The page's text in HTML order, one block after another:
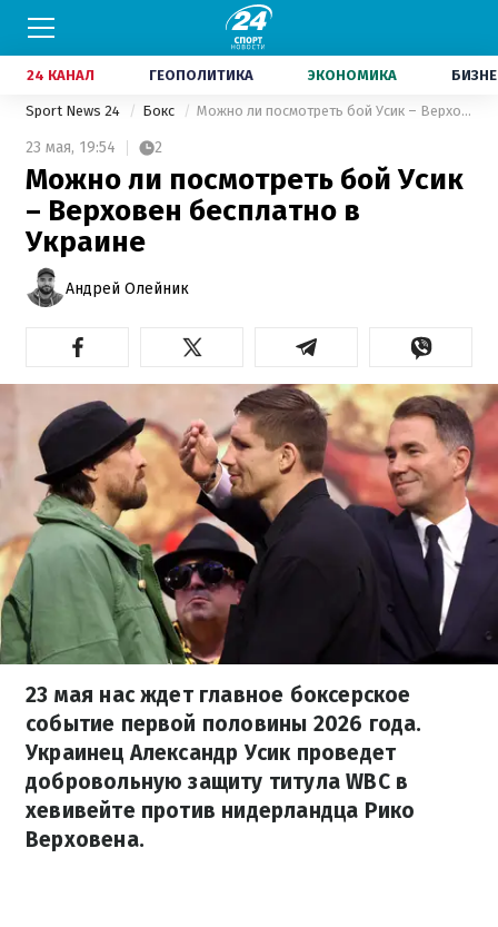
24 КАНАЛ ГЕОПОЛИТИКА ЭКОНОМИКА
Sport News 24 Бокс Можно ли посмотреть бой Усик – Верховен бесплатно в Украине
23 мая, 19:54 2
Можно ли посмотреть бой Усик
– Верховен бесплатно в
Украине
Андрей Олейник
23 мая нас ждет главное боксерское
событие первой половины 2026 года.
Украинец Александр Усик проведет
добровольную защиту титула WBC в
хевивейте против нидерландца Рико
Верховена.